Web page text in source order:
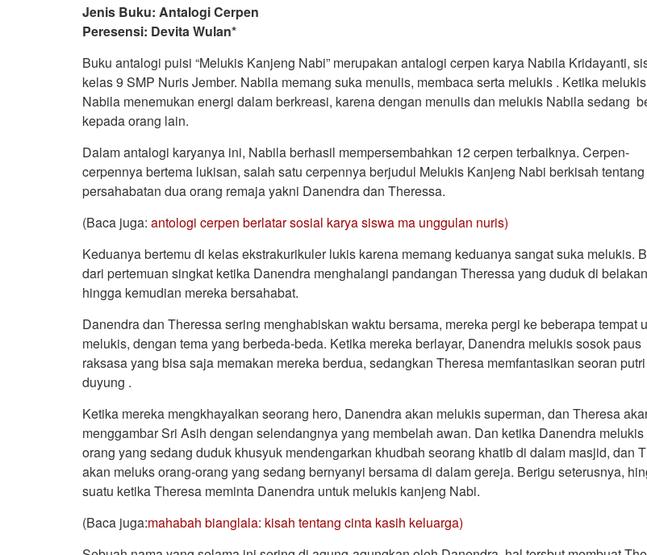
Jenis Buku: Antalogi Cerpen
Peresensi: Devita Wulan*
Buku antalogi puisi “Melukis Kanjeng Nabi” merupakan antalogi cerpen karya Nabila Kridayanti,
kelas 9 SMP Nuris Jember. Nabila memang suka menulis, membaca serta melukis . Ketika
Nabila menemukan energi dalam berkreasi, karena dengan menulis dan melukis Nabila sedang
kepada orang lain.
Dalam antalogi karyanya ini, Nabila berhasil mempersembahkan 12 cerpen terbaiknya. Cerpen-
cerpennya bertema lukisan, salah satu cerpennya berjudul Melukis Kanjeng Nabi berkisah tentang
persahabatan dua orang remaja yakni Danendra dan Theressa.
(Baca juga: antologi cerpen berlatar sosial karya siswa ma unggulan nuris)
Keduanya bertemu di kelas ekstrakurikuler lukis karena memang keduanya sangat suka melukis.
dari pertemuan singkat ketika Danendra menghalangi pandangan Theressa yang duduk di
hingga kemudian mereka bersahabat.
Danendra dan Theressa sering menghabiskan waktu bersama, mereka pergi ke beberapa tempat
melukis, dengan tema yang berbeda-beda. Ketika mereka berlayar, Danendra melukis sosok paus
raksasa yang bisa saja memakan mereka berdua, sedangkan Theresa memfantasikan seoran putri
duyung .
Ketika mereka mengkhayalkan seorang hero, Danendra akan melukis superman, dan Theresa
menggambar Sri Asih dengan selendangnya yang membelah awan. Dan ketika Danendra
orang yang sedang duduk khusyuk mendengarkan khudbah seorang khatib di dalam masjid, dan
akan meluks orang-orang yang sedang bernyanyi bersama di dalam gereja. Berigu seterusnya,
suatu ketika Theresa meminta Danendra untuk melukis kanjeng Nabi.
(Baca juga:mahabah bianglala: kisah tentang cinta kasih keluarga)